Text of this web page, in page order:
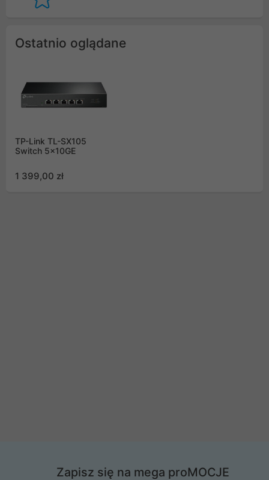
Ostatnio oglądane
TP-Link TL-SX105
Switch 5x10GE
1 399,00 zł
Zapisz się na mega proMOCJE